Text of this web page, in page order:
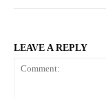
LEAVE A REPLY